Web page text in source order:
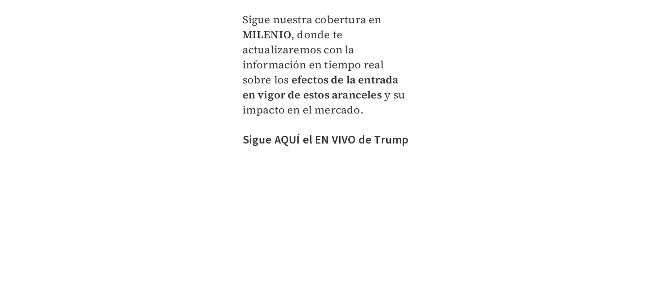
Sigue nuestra cobertura en
MILENIO, donde te
actualizaremos con la
información en tiempo real
sobre los efectos de la entrada
en vigor de estos arancelesy su
impacto en el mercado.
Sigue AQUÍ el EN VIVO de Trump